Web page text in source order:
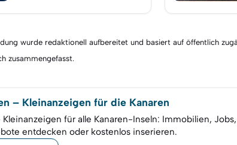
wurde redaktionell aufbereitet und basiert auf öffentlich
zusammengefasst.
– Kleinanzeigen für die Kanaren
für alle Kanaren-Inseln: Immobilien,
entdecken oder kostenlos inserieren.